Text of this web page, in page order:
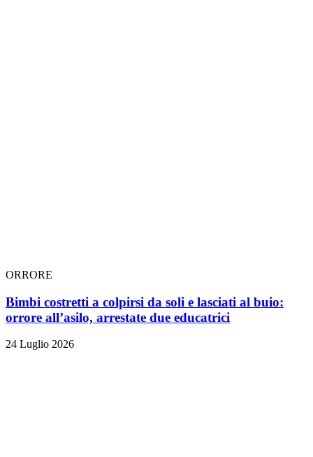
ORRORE
Bimbi costretti a colpirsi da soli e lasciati al buio:
orrore all’asilo, arrestate due educatrici
24 Luglio 2026